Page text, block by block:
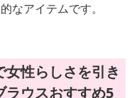
なアイテムです。
性らしさを引き
ラウスおすすめ5